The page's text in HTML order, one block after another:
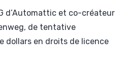
d’Automattic et co-créateur
de tentative
dollars en droits de licence